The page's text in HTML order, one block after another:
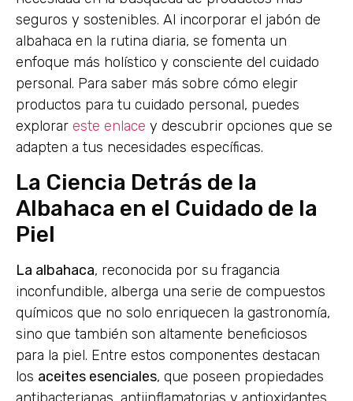
seguros y sostenibles. Al incorporar el jabón de
albahaca en la rutina diaria, se fomenta un
enfoque más holístico y consciente del cuidado
personal. Para saber más sobre cómo elegir
productos para tu cuidado personal, puedes
explorar este enlace y descubrir opciones que se
adapten a tus necesidades específicas.
La Ciencia Detrás de la
Albahaca en el Cuidado de la
Piel
La albahaca, reconocida por su fragancia
inconfundible, alberga una serie de compuestos
químicos que no solo enriquecen la gastronomía,
sino que también son altamente beneficiosos
para la piel. Entre estos componentes destacan
los aceites esenciales, que poseen propiedades